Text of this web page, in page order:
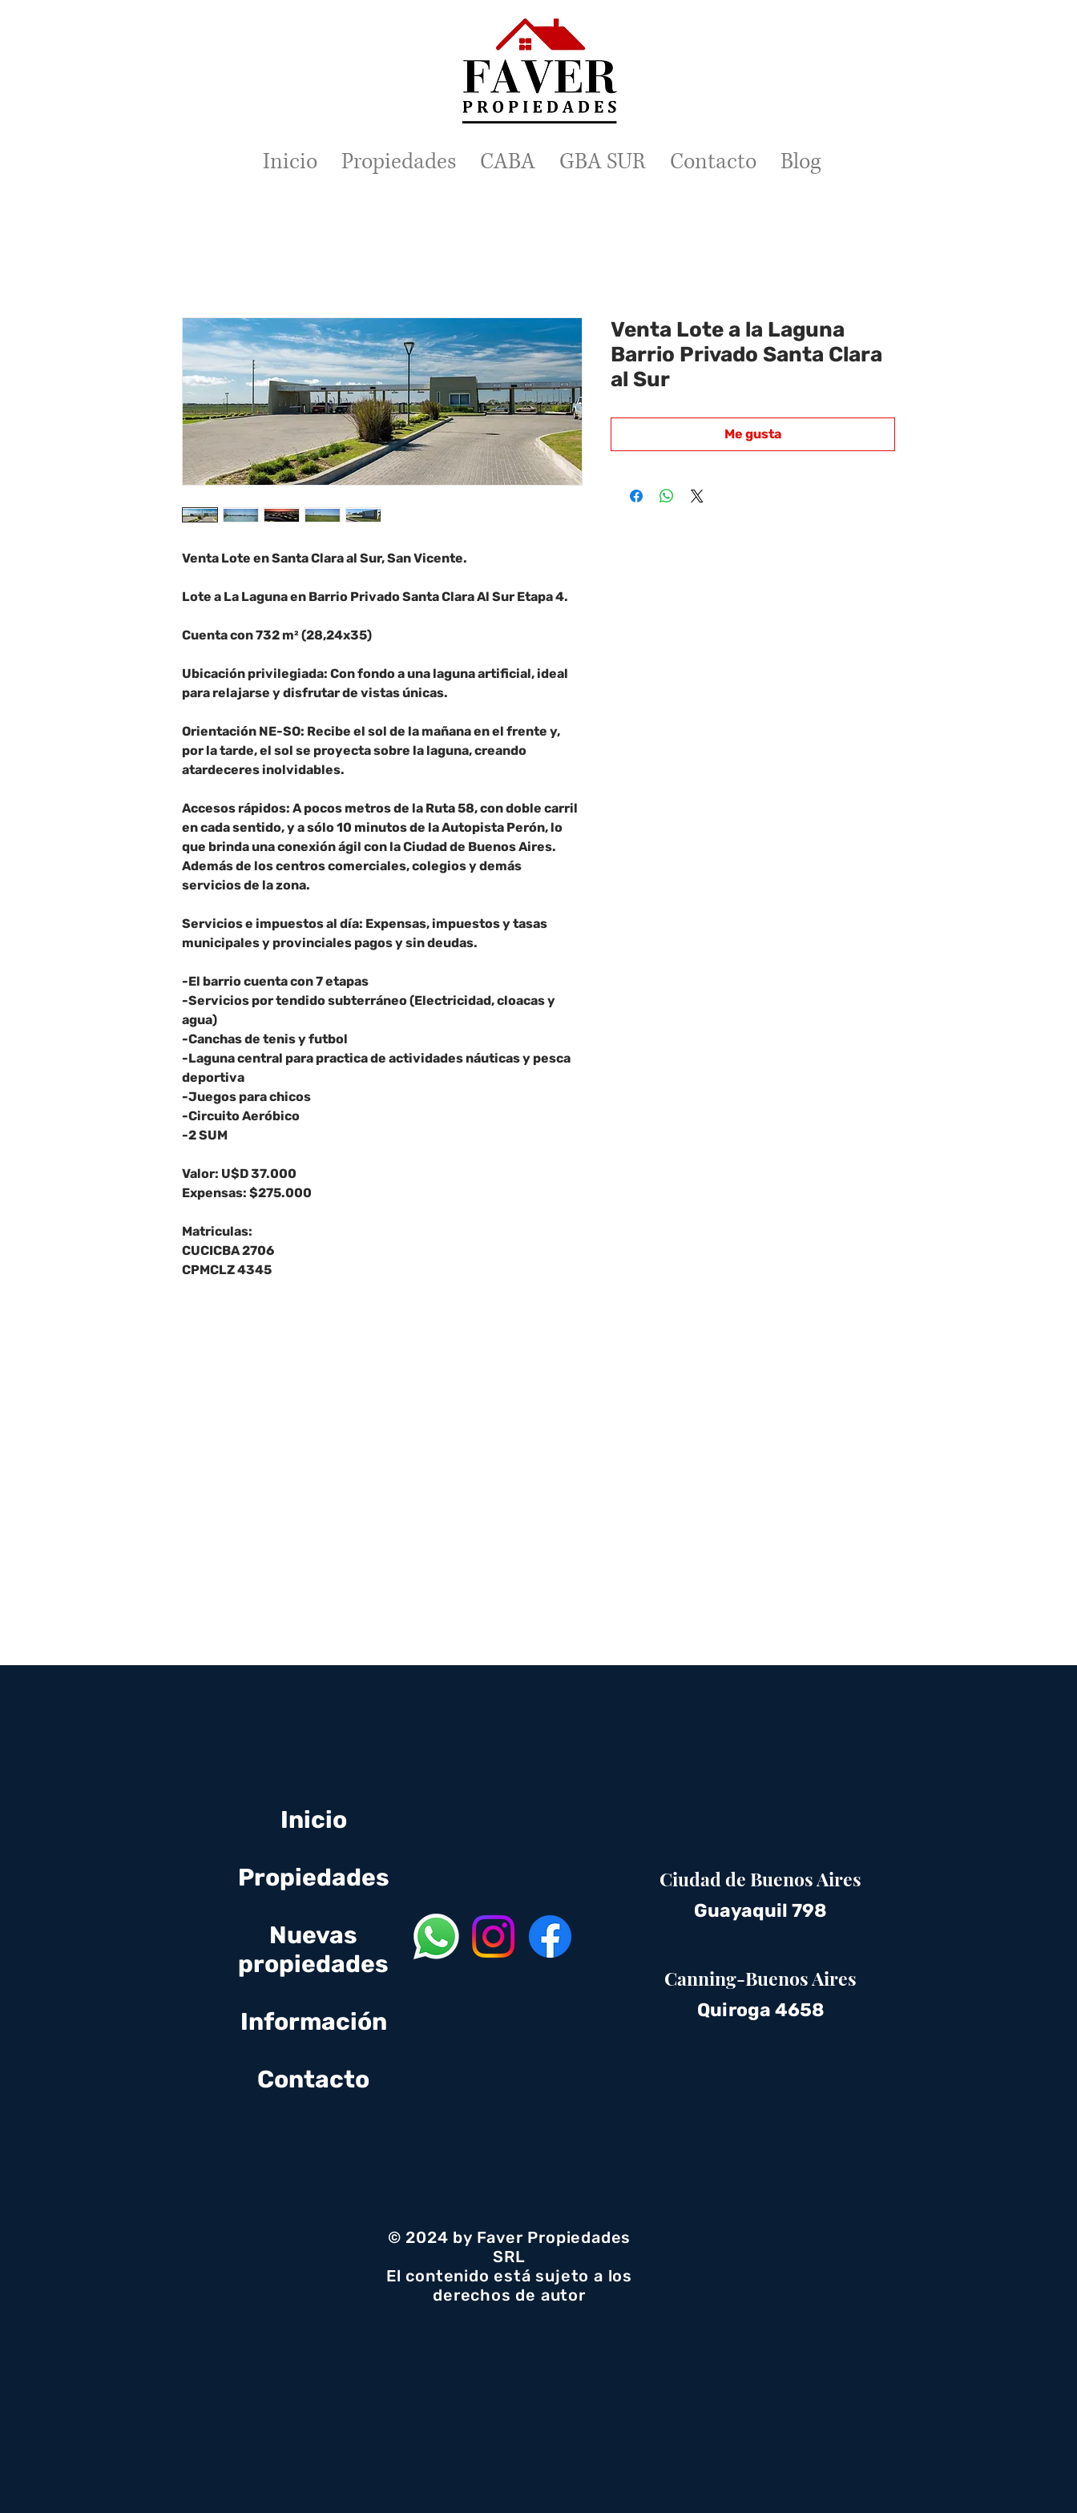
Inicio Propiedades CABA GBA SUR Contacto Blog
Venta Lote en Santa Clara al Sur, San Vicente.
Lote a La Laguna en Barrio Privado Santa Clara Al Sur Etapa 4.
Cuenta con 732 m² (28,24x35)
Ubicación privilegiada: Con fondo a una laguna artificial, ideal
para relajarse y disfrutar de vistas únicas.
Orientación NE-SO: Recibe el sol de la mañana en el frente y,
por la tarde, el sol se proyecta sobre la laguna, creando
atardeceres inolvidables.
Accesos rápidos: A pocos metros de la Ruta 58, con doble carril
en cada sentido, y a sólo 10 minutos de la Autopista Perón, lo
que brinda una conexión ágil con la Ciudad de Buenos Aires.
Además de los centros comerciales, colegios y demás
servicios de la zona.
Servicios e impuestos al día: Expensas, impuestos y tasas
municipales y provinciales pagos y sin deudas.
-El barrio cuenta con 7 etapas
-Servicios por tendido subterráneo (Electricidad, cloacas y
agua)
-Canchas de tenis y futbol
-Laguna central para practica de actividades náuticas y pesca
deportiva
-Juegos para chicos
-Circuito Aeróbico
-2 SUM
Valor: U$D 37.000
Expensas: $275.000
Matriculas:
CUCICBA 2706
CPMCLZ 4345
Venta Lote a la Laguna
Barrio Privado Santa Clara
al Sur
Me gusta
Ciudad de Buenos Aires
Guayaquil 798
Canning-Buenos Aires
Quiroga 4658
© 2024 by Faver Propiedades
SRL
El contenido está sujeto a los
derechos de autor
Inicio
Propiedades
Nuevas
propiedades
Información
Contacto